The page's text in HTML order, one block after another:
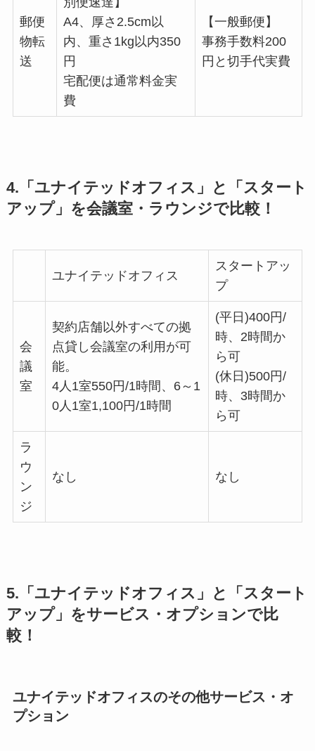
郵便
物転
送
A4、厚さ2.5cm以
内、重さ1kg以内350
円
宅配便は通常料金実
費
【一般郵便】
事務手数料200
円と切手代実費
4.「ユナイテッドオフィス」と「スタート
アップ」を会議室・ラウンジで比較！
ユナイテッドオフィス
スタートアッ
プ
会
議
室
契約店舗以外すべての拠
点貸し会議室の利用が可
能。
4人1室550円/1時間、6～1
0人1室1,100円/1時間
(平日)400円/
時、2時間か
ら可
(休日)500円/
時、3時間か
ら可
ラ
ウ
ン
ジ
なし なし
5.「ユナイテッドオフィス」と「スタート
アップ」をサービス・オプションで比
較！
ユナイテッドオフィスのその他サービス・オ
プション